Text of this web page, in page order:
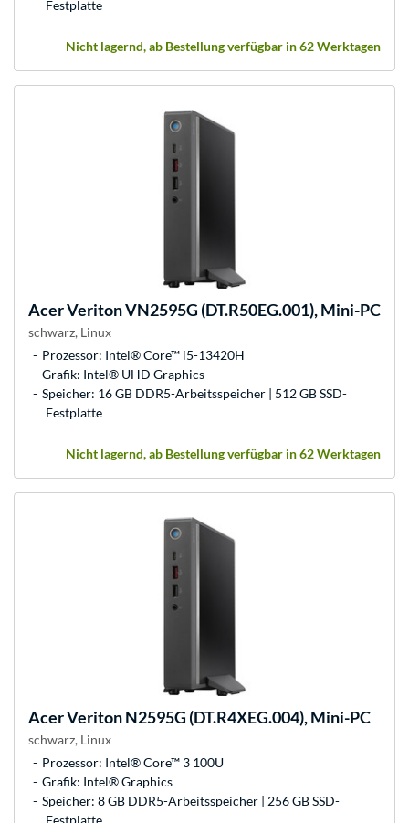
Festplatte
Nicht lagernd, ab Bestellung verfügbar in 62 Werktagen
AcerVeriton VN2595G (DT.R50EG.001), Mini-PC
schwarz, Linux
Prozessor: Intel® Core™ i5-13420H
Grafik: Intel® UHD Graphics
Speicher: 16 GB DDR5-Arbeitsspeicher | 512 GB SSD-
Festplatte
Nicht lagernd, ab Bestellung verfügbar in 62 Werktagen
AcerVeriton N2595G (DT.R4XEG.004), Mini-PC
schwarz, Linux
Prozessor: Intel® Core™ 3 100U
Grafik: Intel® Graphics
Speicher: 8 GB DDR5-Arbeitsspeicher | 256 GB SSD-
Festplatte